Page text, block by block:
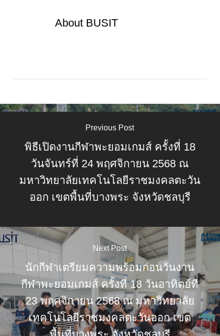
AboutBUSIT
Previous Post
พิธีเปิดงานกีฬาพะยอมเกมส์ ครั้งที่ 18
วันจันทร์ที่ 24 พฤศจิกายน 2568 ณ
มหาวิทยาลัยเทคโนโลยีราชมงคลตะวัน
ออก เขตพื้นที่บางพระ จังหวัดชลบุรี
Next Post
นักกีฬาเตรียมความพร้อมก่อนวันงาน
กีฬาพะยอมเกมส์ ครั้งที่ 18 วันอาทิตย์ที่
23 พฤศจิกายน 2568 ณ มหาวิทยาลัย
เทคโนโลยีราชมงคลตะวันออก เขต